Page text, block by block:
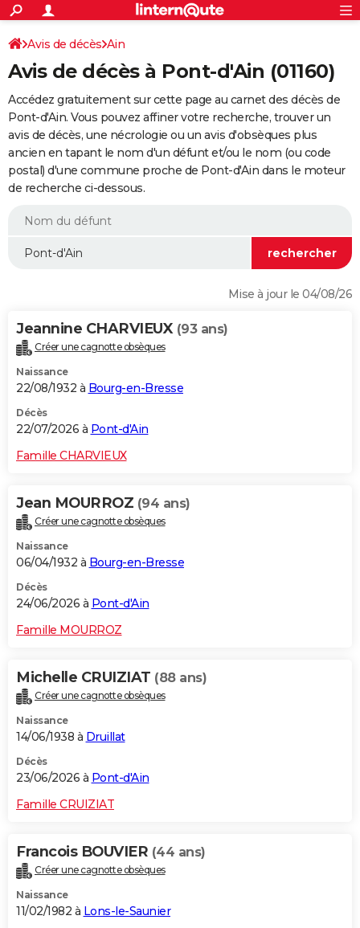
ACTUALITÉS
Politique
Société
Faits Divers
Education
Monde
Villes
+
SPORT
Coupe du monde 2026
Football
Tennis
Cyclisme
Rugby
Forum
Programme TV
TNT
Streaming
Cinéma
Sorties cinéma
Musique
+
FINANCE
Retraite
Impôts
Epargne
Immobilier
Risques naturels par ville
Banque
Assurance
Crédit
AUTO
Essais
Réserver un essai
Citadines
Berlines
SUV
Forum auto
+
HIGH-TECH
BRICOLAGE
WEEK-END
Alimentation
Guide de la santé
Maladies
Médicaments
Sommeil
VOYAGE
Destinations
City break
Voyage nature
Voyage de noces
Forum
Climat
+PHOTO
GUIDES D'ACHAT
Carte de Noël
Carte Bonne année
Carte Saint-Valentin
Carte Pâques
Carte d'anniversaire
DICTIONNAIRE
Dictionnaire
Biographies
Citations
Expressions
Proverbes
PROGRAMME TV
S'inscrire
Se connecter
Lycées
Collèges
Primaires
Universités
Entreprises
Service militaire
Avis de recherche
AVIS DE DÉCÈS
FORUM
Bricolage
Lifestyle
Culture
Sport
Auto
Television
Voyage
Cinema
Avis de décès Ain
Avis de décès à Pont-d'Ain (01160)
Accédez gratuitement sur cette page au carnet des décès de
Pont-d'Ain. Vous pouvez affiner votre recherche, trouver un
avis de décès, une nécrologie ou un avis d'obsèques plus
ancien en tapant le nom d'un défunt et/ou le nom (ou code
postal) d'une commune proche de Pont-d'Ain dans le moteur
de recherche ci-dessous.
Mise à jour le 04/08/26
Jeannine CHARVIEUX (93 ans)
Créer une cagnotte obsèques
Naissance
22/08/1932 à Bourg-en-Bresse
Décès
22/07/2026 à Pont-d'Ain
Famille CHARVIEUX
Jean MOURROZ (94 ans)
Créer une cagnotte obsèques
Naissance
06/04/1932 à Bourg-en-Bresse
Décès
24/06/2026 à Pont-d'Ain
Famille MOURROZ
Michelle CRUIZIAT (88 ans)
Créer une cagnotte obsèques
Naissance
14/06/1938 à Druillat
Décès
23/06/2026 à Pont-d'Ain
Famille CRUIZIAT
Francois BOUVIER (44 ans)
Créer une cagnotte obsèques
Naissance
11/02/1982 à Lons-le-Saunier